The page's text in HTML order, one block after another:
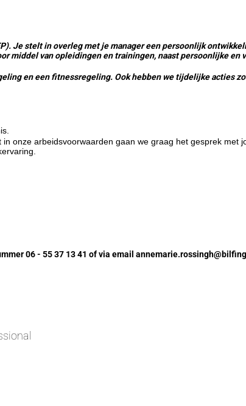
Je stelt in overleg met je manager een persoonlijk
van opleidingen en trainingen, naast persoonlijke en
en een fitnessregeling. Ook hebben we tijdelijke acties
onze arbeidsvoorwaarden gaan we graag het gesprek met
06 - 55 37 13 41 of via email